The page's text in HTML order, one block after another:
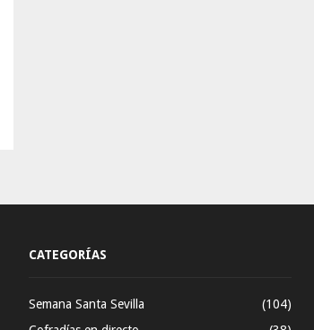
CATEGORÍAS
Semana Santa Sevilla
(104)